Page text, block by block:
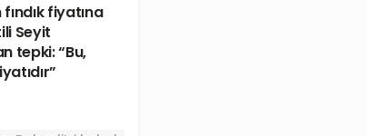
fındık fiyatına
Seyit
tepki: “Bu,